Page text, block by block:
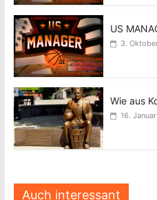
US
3.
Wie aus
16.
Auch interessant